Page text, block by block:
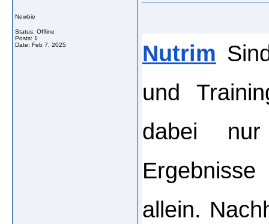
Newbie
Status: Offline
Posts: 1
Date: Feb 7, 2025 Nutrim
und
dabei
allein.